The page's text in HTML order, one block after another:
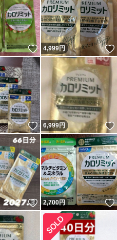
いいね！
4,999円
いいね！
6,999円
いいね！
2,700円